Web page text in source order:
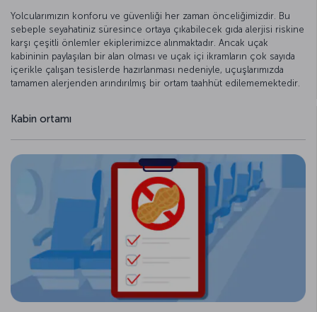
Yolcularımızın konforu ve güvenliği her zaman önceliğimizdir. Bu
sebeple seyahatiniz süresince ortaya çıkabilecek gıda alerjisi riskine
karşı çeşitli önlemler ekiplerimizce alınmaktadır. Ancak uçak
kabininin paylaşılan bir alan olması ve uçak içi ikramların çok sayıda
içerikle çalışan tesislerde hazırlanması nedeniyle, uçuşlarımızda
tamamen alerjenden arındırılmış bir ortam taahhüt edilememektedir.
Kabin ortamı